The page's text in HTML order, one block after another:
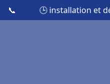
📞 🕒 installation et